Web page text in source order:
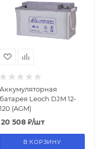
Аккумуляторная
батарея Leoch DJM 12-
120 (AGM)
20 508₽/шт
В КОРЗИНУ